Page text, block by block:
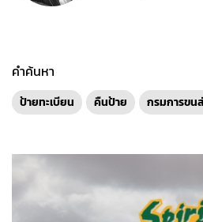
คำค้นหา
ป้ายทะเบียน คืนป้าย กรมการขน